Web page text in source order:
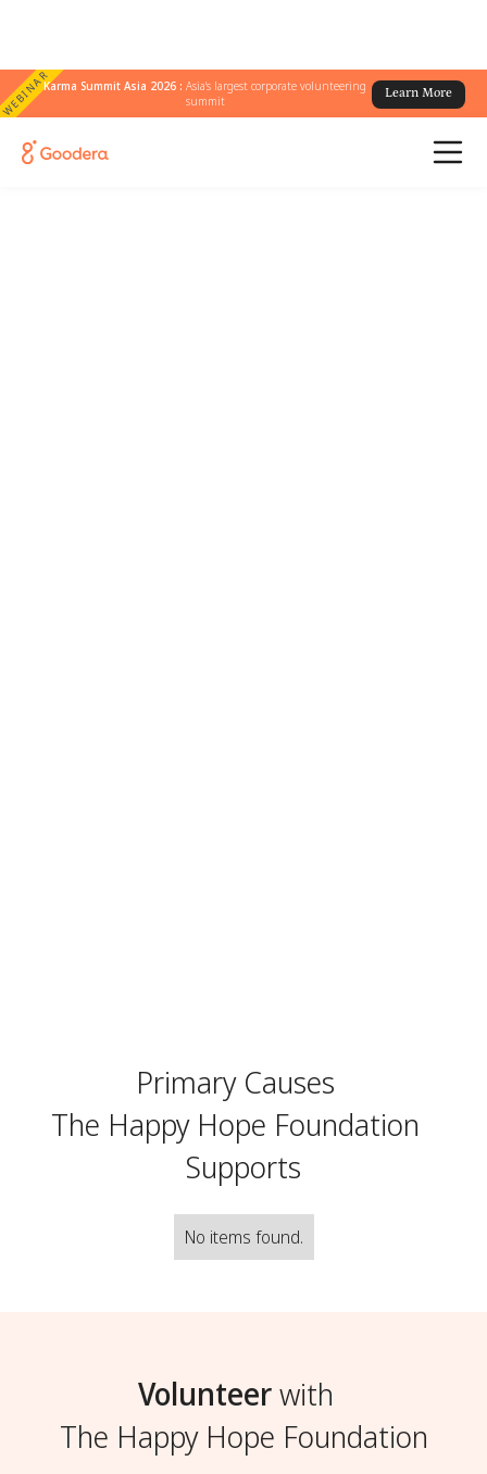
WEBINARKarma Summit Asia 2026 :Asia's largest corporate volunteering
summit
Learn More
Primary Causes
The Happy Hope Foundation
Supports
No items found.
Volunteerwith
The Happy Hope Foundation